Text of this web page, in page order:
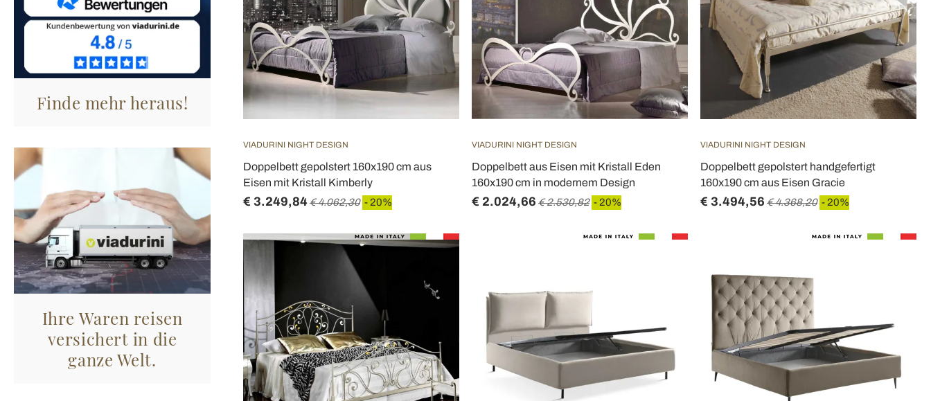
Finde mehr heraus!
Ihre Waren reisen
versichert in die
ganze Welt.
VIADURINI NIGHT DESIGN
Doppelbett gepolstert 160x190 cm aus
Eisen mit Kristall Kimberly
€ 3.249,84€ 4.062,30 - 20%
VIADURINI NIGHT DESIGN
Doppelbett aus Eisen mit Kristall Eden
160x190 cm in modernem Design
€ 2.024,66 € 2.530,82 - 20%
VIADURINI NIGHT DESIGN
Doppelbett gepolstert handgefertigt
160x190 cm aus Eisen Gracie
€ 3.494,56 € 4.368,20 - 20%